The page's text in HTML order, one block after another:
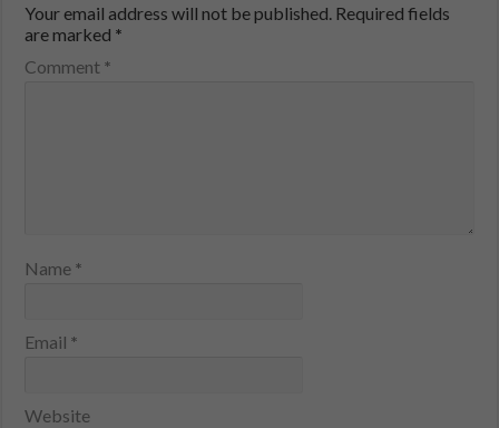
Your email address will not be published. Required fields
are marked *
Comment *
Name *
Email *
Website